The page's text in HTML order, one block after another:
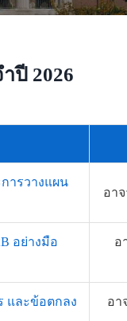
ปี 2026
ารวางแผน
อา
อย่างมือ
อ
และข้อตกลง
อา